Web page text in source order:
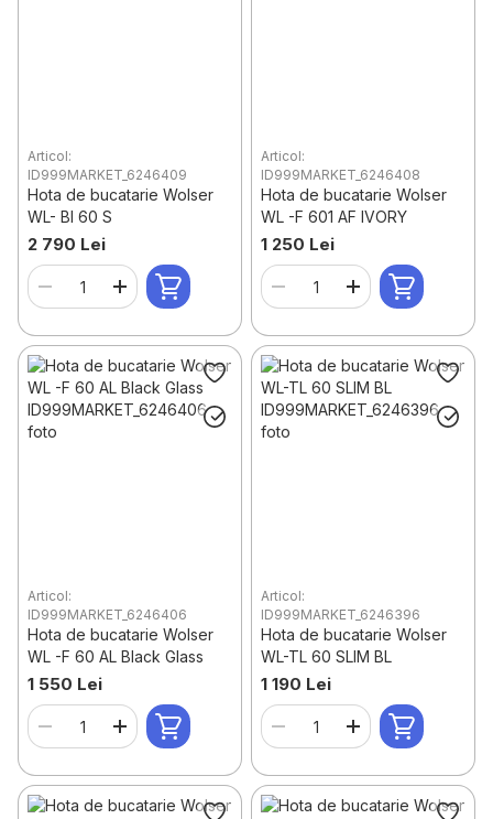
Articol:
ID999MARKET_6246409
Hota de bucatarie Wolser
WL- BI 60 S
2 790 Lei
Articol:
ID999MARKET_6246408
Hota de bucatarie Wolser
WL -F 601 AF IVORY
1 250 Lei
Articol:
ID999MARKET_6246406
Hota de bucatarie Wolser
WL -F 60 AL Black Glass
1 550 Lei
Articol:
ID999MARKET_6246396
Hota de bucatarie Wolser
WL-TL 60 SLIM BL
1 190 Lei